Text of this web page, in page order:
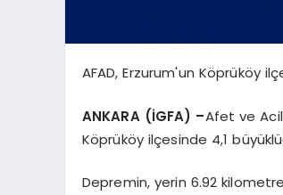
AFAD, Erzurum'un Köprüköy
ANKARA (İGFA) –Afet ve Acil
Köprüköy ilçesinde 4,1
Depremin, yerin 6.92